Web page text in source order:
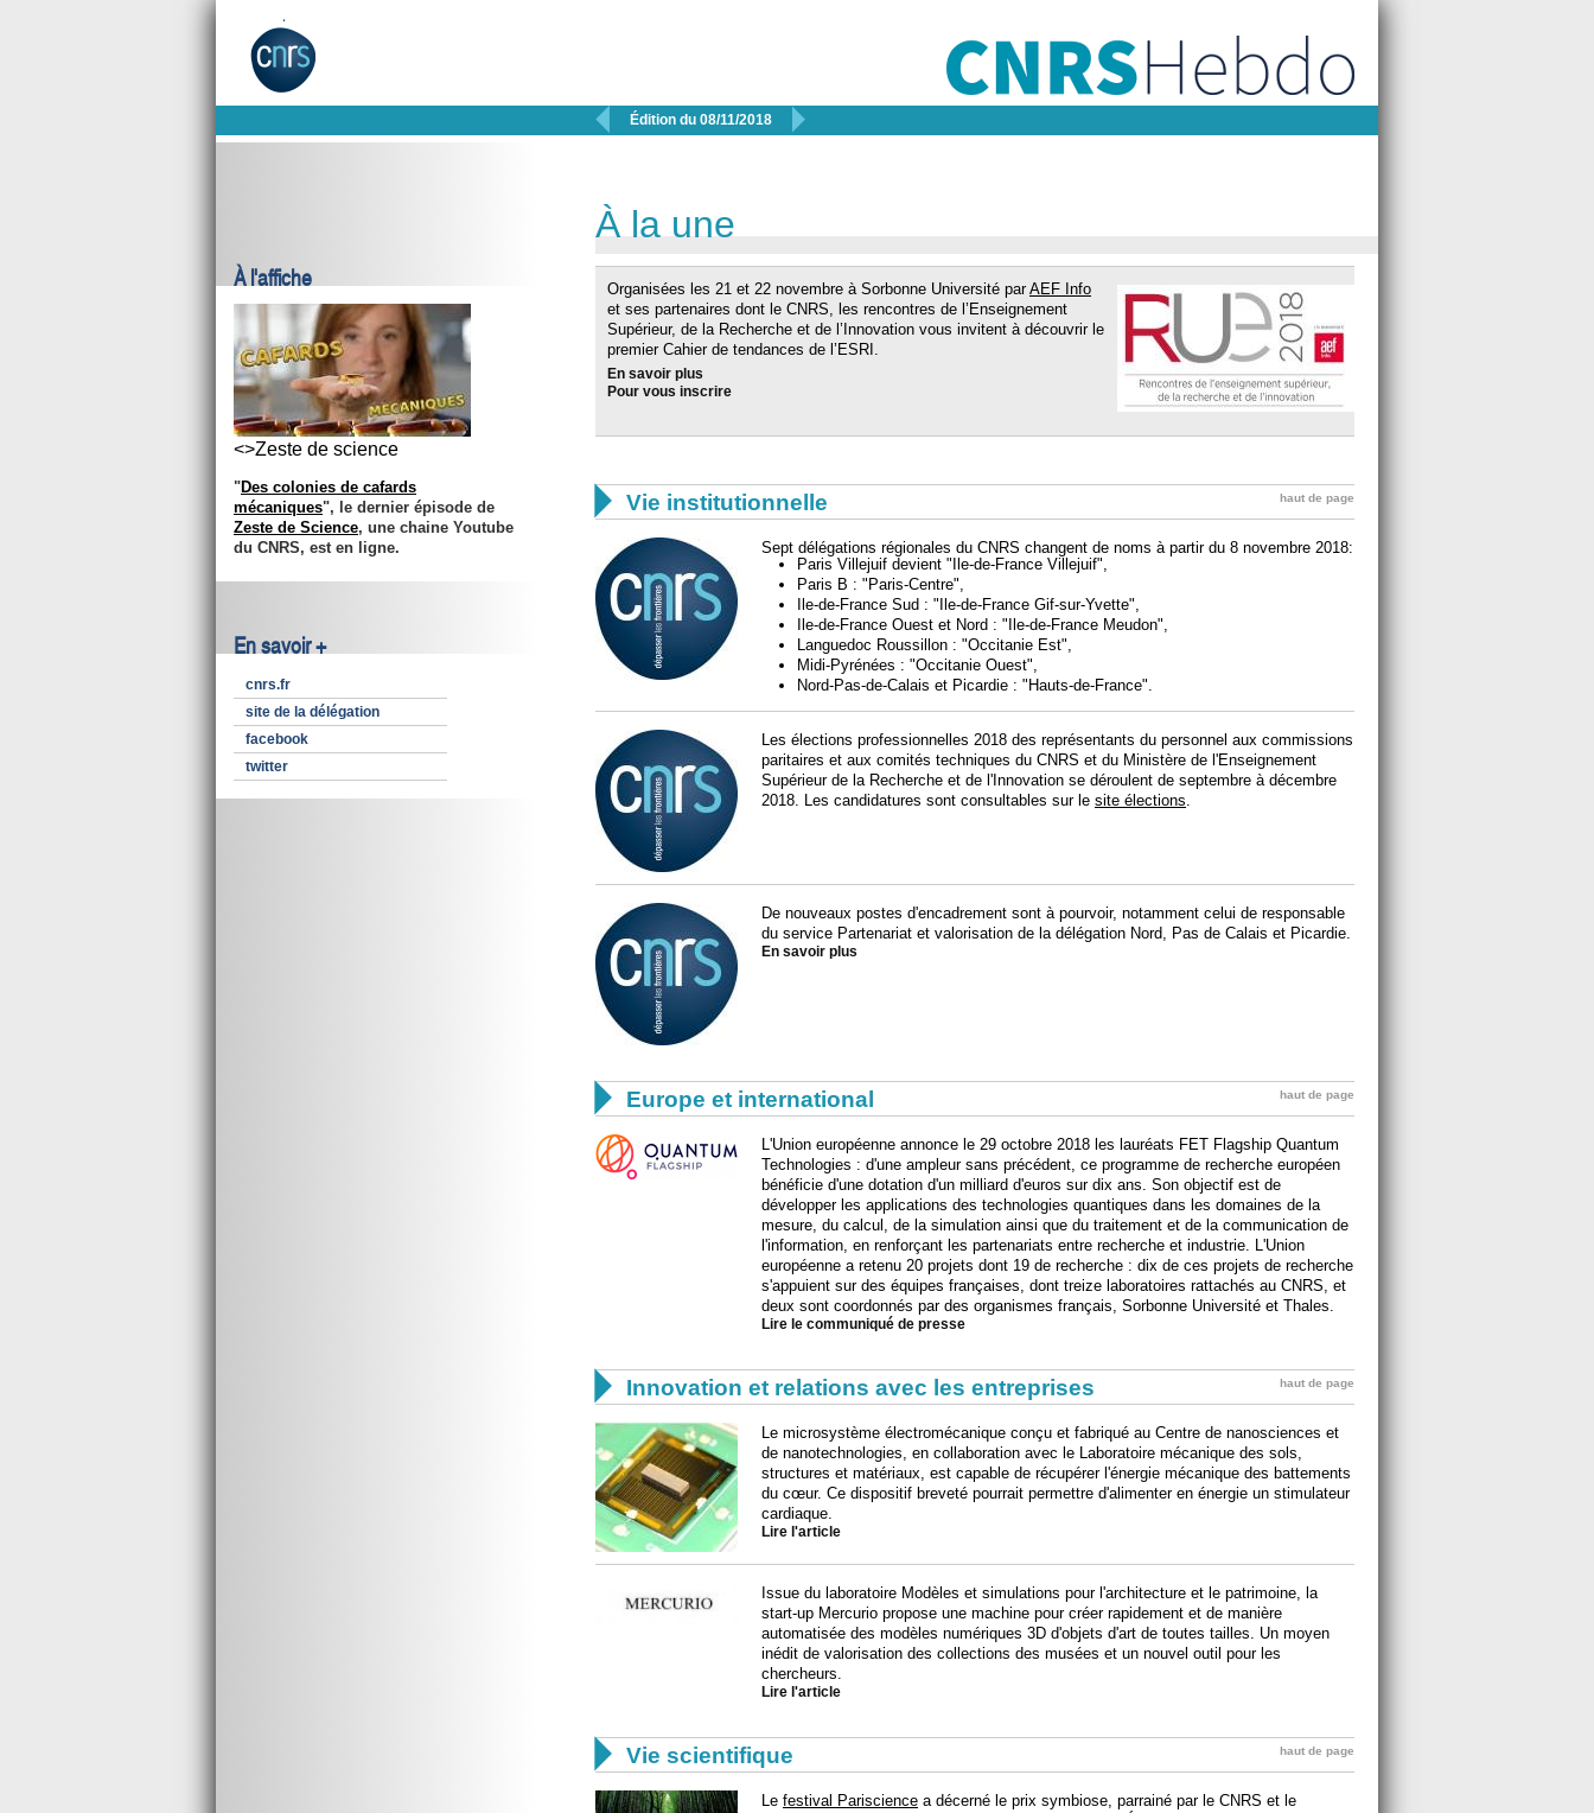
 Édition du 08/11/2018 
À l'affiche
<>Zeste de science
"Des colonies de cafards
mécaniques", le dernier épisode de
Zeste de Science, une chaine Youtube
du CNRS, est en ligne.
En savoir +
cnrs.fr
site de la délégation
facebook
twitter
À la une
Organisées les 21 et 22 novembre à Sorbonne Université parAEF Info
et ses partenaires dont le CNRS, les rencontres de l’Enseignement
Supérieur, de la Recherche et de l’Innovation vous invitent à découvrir le
premier Cahier de tendances de l’ESRI.
En savoir plus
Pour vous inscrire
 Vie institutionnelle haut de page
Sept délégations régionales du CNRS changent de noms à partir du 8 novembre 2018:
Paris Villejuif devient "Ile-de-France Villejuif",
Paris B : "Paris-Centre",
Ile-de-France Sud : "Ile-de-France Gif-sur-Yvette",
Ile-de-France Ouest et Nord : "Ile-de-France Meudon",
Languedoc Roussillon : "Occitanie Est",
Midi-Pyrénées : "Occitanie Ouest",
Nord-Pas-de-Calais et Picardie : "Hauts-de-France".
Les élections professionnelles 2018 des représentants du personnel aux commissions
paritaires et aux comités techniques du CNRS et du Ministère de l'Enseignement
Supérieur de la Recherche et de l'Innovation se déroulent de septembre à décembre
2018. Les candidatures sont consultables sur le site élections.
De nouveaux postes d'encadrement sont à pourvoir, notamment celui de responsable
du service Partenariat et valorisation de la délégation Nord, Pas de Calais et Picardie.
En savoir plus
 Europe et international haut de page
L'Union européenne annonce le 29 octobre 2018 les lauréats FET Flagship Quantum
Technologies : d'une ampleur sans précédent, ce programme de recherche européen
bénéficie d'une dotation d'un milliard d'euros sur dix ans. Son objectif est de
développer les applications des technologies quantiques dans les domaines de la
mesure, du calcul, de la simulation ainsi que du traitement et de la communication de
l'information, en renforçant les partenariats entre recherche et industrie. L'Union
européenne a retenu 20 projets dont 19 de recherche : dix de ces projets de recherche
s'appuient sur des équipes françaises, dont treize laboratoires rattachés au CNRS, et
deux sont coordonnés par des organismes français, Sorbonne Université et Thales.
Lire le communiqué de presse
 Innovation et relations avec les entreprises haut de page
Le microsystème électromécanique conçu et fabriqué au Centre de nanosciences et
de nanotechnologies, en collaboration avec le Laboratoire mécanique des sols,
structures et matériaux, est capable de récupérer l'énergie mécanique des battements
du cœur. Ce dispositif breveté pourrait permettre d'alimenter en énergie un stimulateur
cardiaque.
Lire l'article
Issue du laboratoire Modèles et simulations pour l'architecture et le patrimoine, la
start-up Mercurio propose une machine pour créer rapidement et de manière
automatisée des modèles numériques 3D d'objets d'art de toutes tailles. Un moyen
inédit de valorisation des collections des musées et un nouvel outil pour les
chercheurs.
Lire l'article
 Vie scientifique haut de page
Le festival Pariscience a décerné le prix symbiose, parrainé par le CNRS et le